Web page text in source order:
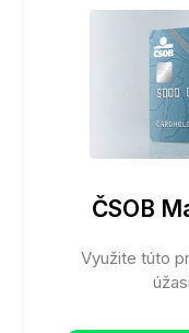
ČSOB
Využite túto